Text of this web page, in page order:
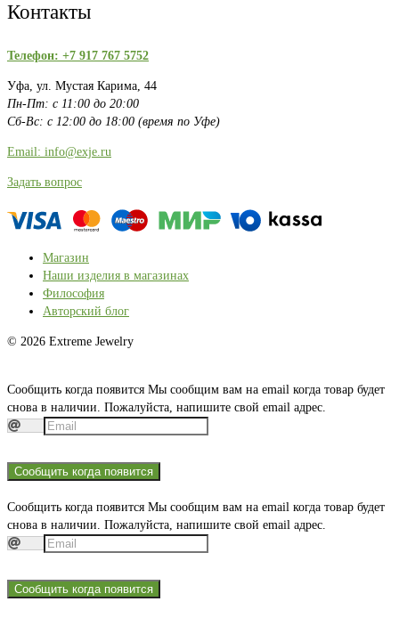
Контакты
Телефон: +7 917 767 5752
Уфа, ул. Мустая Карима, 44
Пн-Пт: с 11:00 до 20:00
Сб-Вс: с 12:00 до 18:00 (время по Уфе)
Email: info@exje.ru
Задать вопрос
Магазин
Наши изделия в магазинах
Философия
Авторский блог
© 2026 Extreme Jewelry
Сообщить когда появится Мы сообщим вам на email когда товар будет
снова в наличии. Пожалуйста, напишите свой email адрес.
Сообщить когда появится
Сообщить когда появится Мы сообщим вам на email когда товар будет
снова в наличии. Пожалуйста, напишите свой email адрес.
Сообщить когда появится